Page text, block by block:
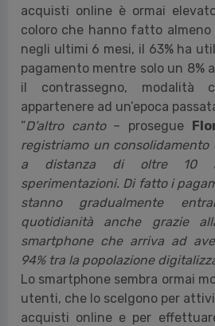
acquisti online è ormai
coloro che hanno fatto
negli ultimi 6 mesi, il 63% ha
pagamento mentre solo un 8%
il contrassegno, modalità
appartenere ad un’epoca
“D’altro canto– prosegue
registriamo un consolidamento
a distanza di oltre 10
sperimentazioni. Di fatto i
stanno gradualmente
quotidianità anche grazie
smartphone che arriva ad
94% tra la popolazione
Lo smartphone sembra ormai
utenti, che lo scelgono per
acquisti online e per